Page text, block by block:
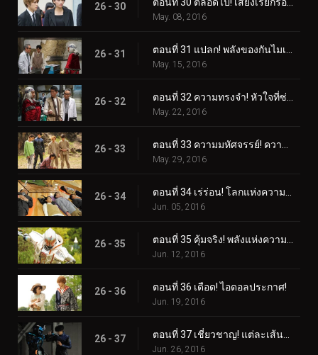
26 - 30
May. 08, 2016
26 - 31
May. 15, 2016
26 - 32
May. 22, 2016
26 - 33
May. 29, 2016
26 - 34
Jun. 05, 2016
26 - 35
Jun. 12, 2016
26 - 36 ตอนที่ 36 เดือด! ไอดอลประกาศ!
Jun. 19, 2016
26 - 37
Jun. 26, 2016